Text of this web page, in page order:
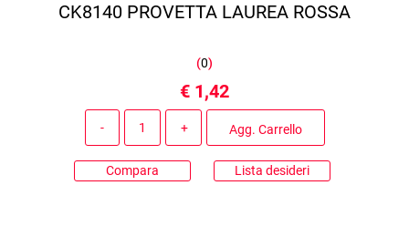
CK8140 PROVETTA LAUREA ROSSA
(0)
€ 1,42
Agg. Carrello
Compara Lista desideri